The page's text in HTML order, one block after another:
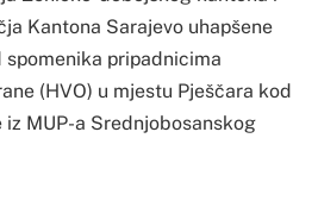
Kantona Sarajevo uhapšene
pripadnicima
(HVO) u mjestu Pješčara kod
iz MUP-a Srednjobosanskog